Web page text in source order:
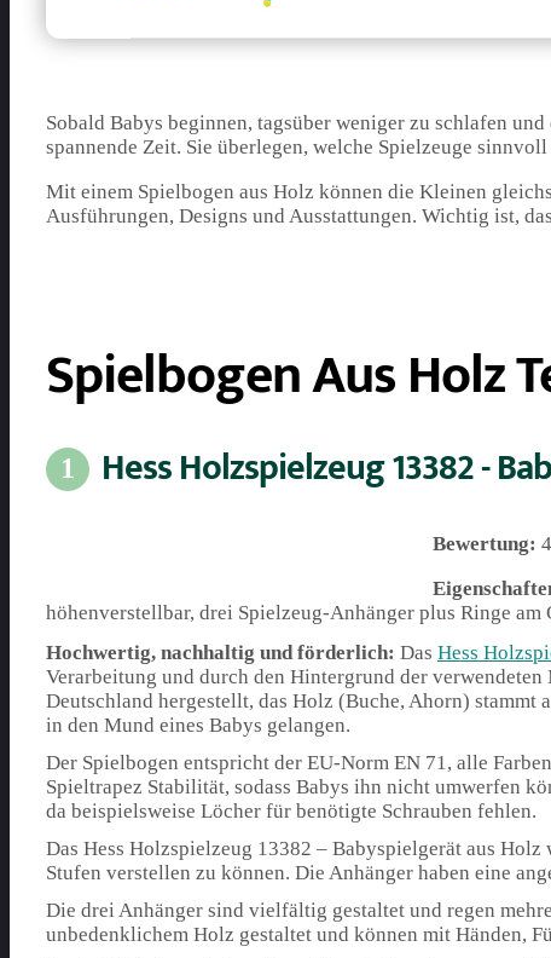
Sobald Babys beginnen, tagsüber weniger zu schlafen
spannende Zeit. Sie überlegen, welche Spielzeuge
Mit einem Spielbogen aus Holz können die Kleinen
Ausführungen, Designs und Ausstattungen. Wichtig ist,
Spielbogen Aus Holz
1 Hess Holzspielzeug 13382 -
Bewertung:
höhenverstellbar, drei Spielzeug-Anhänger plus Ringe
Hochwertig, nachhaltig und förderlich: Das Hess
Verarbeitung und durch den Hintergrund der
Deutschland hergestellt, das Holz (Buche, Ahorn) stammt
in den Mund eines Babys gelangen.
Der Spielbogen entspricht der EU-Norm EN 71, alle
Spieltrapez Stabilität, sodass Babys ihn nicht umwerfen
da beispielsweise Löcher für benötigte Schrauben fehlen.
Das Hess Holzspielzeug 13382 – Babyspielgerät aus
Stufen verstellen zu können. Die Anhänger haben eine
Die drei Anhänger sind vielfältig gestaltet und regen
unbedenklichem Holz gestaltet und können mit Händen,